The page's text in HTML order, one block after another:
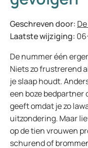
Geschreven door:
Laatste wijziging:
De nummer één
Niets zo frustrerend
je slaap houdt.
een boze bedpartner
geeft omdat je zo
uitzondering. Maar
op de tien vrouwen
schurend of